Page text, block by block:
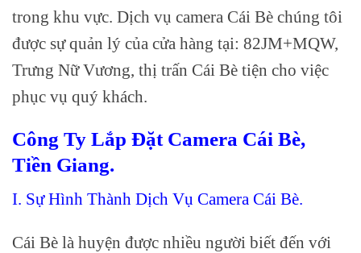
trong khu vực. Dịch vụ camera Cái Bè chúng tôi
được sự quản lý của cửa hàng tại: 82JM+MQW,
Trưng Nữ Vương, thị trấn Cái Bè tiện cho việc
phục vụ quý khách.
Công Ty Lắp Đặt Camera Cái Bè,
Tiền Giang.
I. Sự Hình Thành Dịch Vụ Camera Cái Bè.
Cái Bè là huyện được nhiều người biết đến với